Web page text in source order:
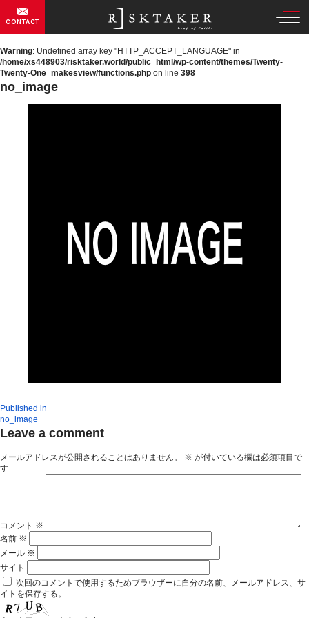
Warning: Undefined array key "HTTP_ACCEPT_LANGUAGE" in
/home/xs448903/risktaker.world/public_html/wp-content/themes/Twenty-
Twenty-One_makesview/functions.php on line 398
CONTACT
no_image
Published in
no_image
Leave a comment
メールアドレスが公開されることはありません。 ※ が付いている欄は必須項目で
す
コメント ※
名前 ※
メール ※
サイト
次回のコメントで使用するためブラウザーに自分の名前、メールアドレス、サ
イトを保存する。